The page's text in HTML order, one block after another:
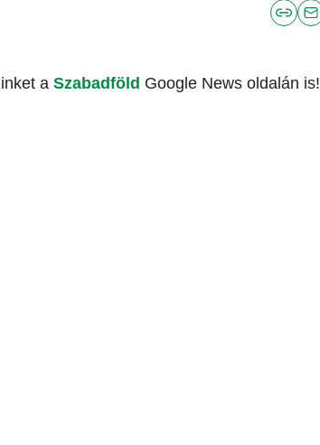
a Szabadföld Google News oldalán is!